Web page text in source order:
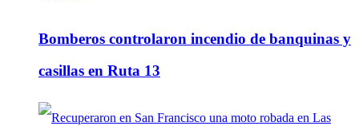
Bomberos controlaron incendio de banquinas y
casillas en Ruta 13